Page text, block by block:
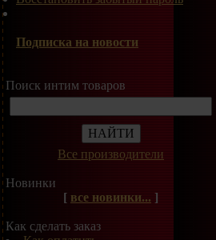
Подписка на новости
Поиск интим товаров
Все производители
Новинки
[ все новинки... ]
Как сделать заказ